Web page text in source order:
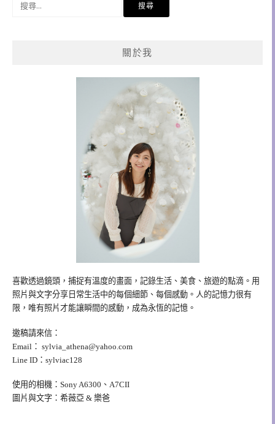
關於我
喜歡透過鏡頭，捕捉有溫度的畫面，記錄生活、美食、旅遊的點滴。用
照片與文字分享日常生活中的每個細節、每個感動。人的記憶力很有
限，唯有照片才能讓瞬間的感動，成為永恆的記憶。
邀稿請來信：
Email： sylvia_athena@yahoo.com
Line ID：sylviac128
使用的相機：Sony A6300、A7CII
圖片與文字：希薇亞 & 樂爸